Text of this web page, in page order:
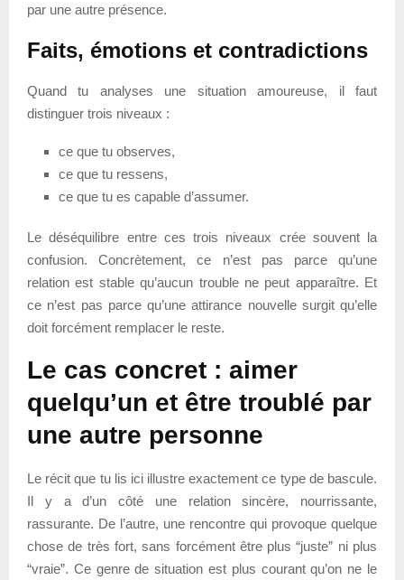
par une autre présence.
Faits, émotions et contradictions
Quand tu analyses une situation amoureuse, il faut
distinguer trois niveaux :
ce que tu observes,
ce que tu ressens,
ce que tu es capable d’assumer.
Le déséquilibre entre ces trois niveaux crée souvent la
confusion. Concrètement, ce n’est pas parce qu’une
relation est stable qu’aucun trouble ne peut apparaître. Et
ce n’est pas parce qu’une attirance nouvelle surgit qu’elle
doit forcément remplacer le reste.
Le cas concret : aimer
quelqu’un et être troublé par
une autre personne
Le récit que tu lis ici illustre exactement ce type de bascule.
Il y a d’un côté une relation sincère, nourrissante,
rassurante. De l’autre, une rencontre qui provoque quelque
chose de très fort, sans forcément être plus “juste” ni plus
“vraie”. Ce genre de situation est plus courant qu’on ne le